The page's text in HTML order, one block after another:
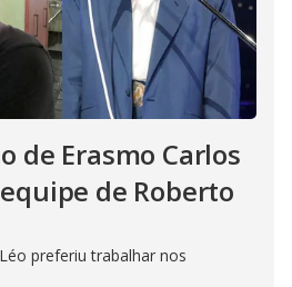
de Erasmo Carlos
de Roberto
preferiu trabalhar nos